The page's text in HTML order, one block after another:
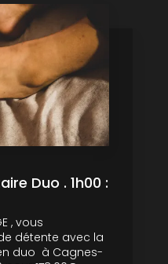
Duo . 1h00 :
, vous
détente avec la
duo à Cagnes-